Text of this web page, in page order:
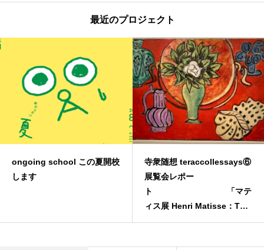
最近のプロジェクト
ongoing school この夏開校
します
寺衆随想 teraccollessays⑥
展覧会レポー
ト 「マテ
ィス展 Henri Matisse：The
Path to Color」